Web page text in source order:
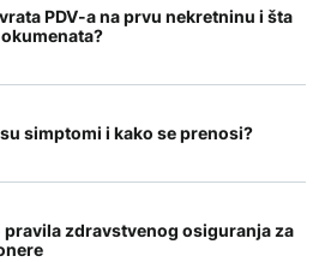
PDV-a na prvu nekretninu i šta
simptomi i kako se prenosi?
pravila zdravstvenog osiguranja za